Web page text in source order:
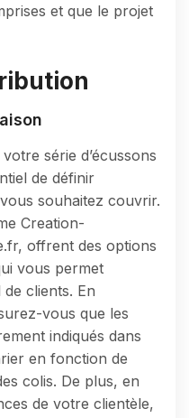
et que le projet
série d’écussons
de définir
souhaitez couvrir.
Creation-
offrent des options
vous permet
de clients. En
vous que les
indiqués dans
en fonction de
colis. De plus, en
de votre clientèle,